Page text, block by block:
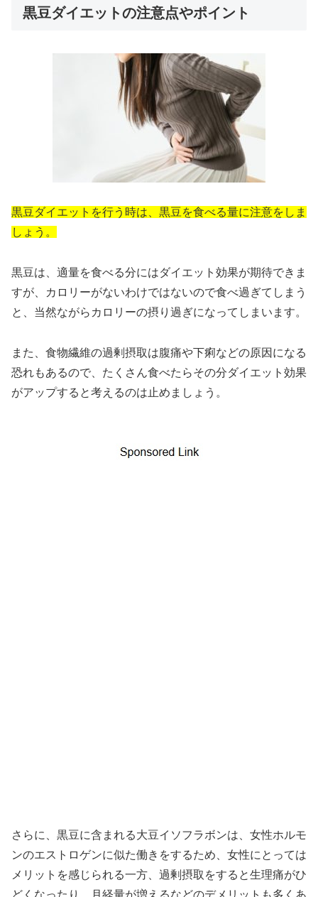
黒豆ダイエットの注意点やポイント
黒豆ダイエットを行う時は、黒豆を食べる量に注意をしま
しょう。
黒豆は、適量を食べる分にはダイエット効果が期待できま
すが、カロリーがないわけではないので食べ過ぎてしまう
と、当然ながらカロリーの摂り過ぎになってしまいます。
また、食物繊維の過剰摂取は腹痛や下痢などの原因になる
恐れもあるので、たくさん食べたらその分ダイエット効果
がアップすると考えるのは止めましょう。
さらに、黒豆に含まれる大豆イソフラボンは、女性ホルモ
ンのエストロゲンに似た働きをするため、女性にとっては
メリットを感じられる一方、過剰摂取をすると生理痛がひ
どくなったり、月経量が増えるなどのデメリットも多くあ